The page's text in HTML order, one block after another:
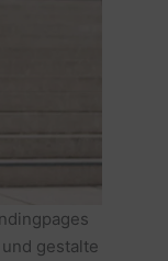
gestalte